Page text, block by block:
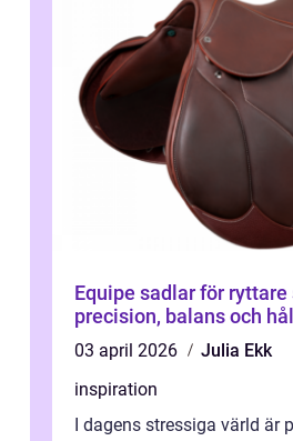
Equipe sadlar för ryttare som vill ha
precision, balans och
03 april 2026
Julia Ekk
inspiration
I dagens stressiga värld är